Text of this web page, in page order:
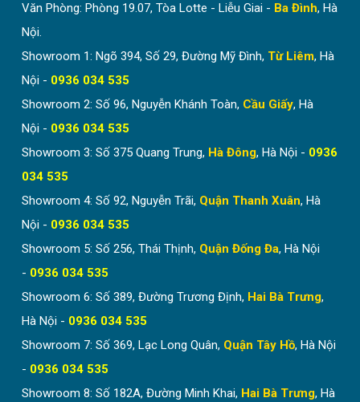
Giải pháp cho những công trình bị giới hạn về diện tích.
So sánh vách tổ ong và các loại
vách ngăn phòng ngủ khác
Vách tổ ong là loại
vậy trong bài viết này, Hòa Phát sẽ chỉ so sánh vách tổ
ong với các loại vách ngăn di động khác. Với vách ngăn
cố định sẽ phù hợp với những khu vực lắp đặt hoàn
Văn Phòng: Phòng 19.07, Tòa Lotte - Liễu Giai - Ba Đình, Hà
Nội.
Showroom 1: Ngõ 394, Số 29, Đường Mỹ Đình, Từ Liêm, Hà
Nội - 0936 034 535
Showroom 2: Số 96, Nguyễn Khánh Toàn, Cầu Giấy, Hà
Nội - 0936 034 535
Showroom 3: Số 375 Quang Trung, Hà Đông, Hà Nội - 0936
034 535
Showroom 4: Số 92, Nguyễn Trãi, Quận Thanh Xuân, Hà
Nội - 0936 034 535
Showroom 5: Số 256, Thái Thịnh, Quận Đống Đa, Hà Nội
- 0936 034 535
Showroom 6: Số 389, Đường Trương Định, Hai Bà Trưng,
Hà Nội - 0936 034 535
Showroom 7: Số 369, Lạc Long Quân, Quận Tây Hồ, Hà Nội
- 0936 034 535
Showroom 8: Số 182A, Đường Minh Khai, Hai Bà Trưng, Hà